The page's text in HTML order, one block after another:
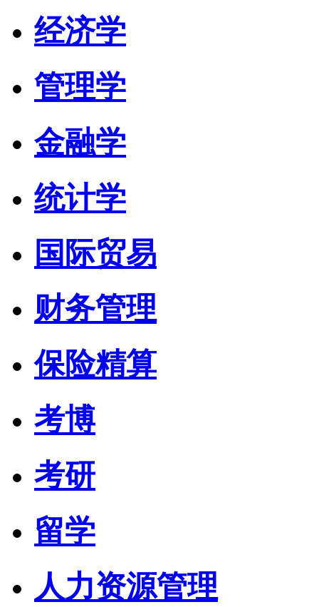
经济学
管理学
金融学
统计学
国际贸易
财务管理
保险精算
考博
考研
留学
人力资源管理